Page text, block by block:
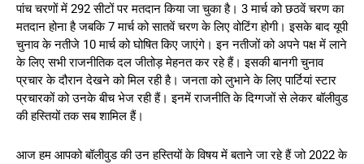
पांच चरणों में 292 सीटों पर मतदान किया जा चुका है। 3 मार्च को छठवें चरण का
मतदान होना है जबकि 7 मार्च को सातवें चरण के लिए वोटिंग होगी। इसके बाद यूपी
चुनाव के नतीजे 10 मार्च को घोषित किए जाएंगे। इन नतीजों को अपने पक्ष में लाने
के लिए सभी राजनीतिक दल जीतोड़ मेहनत कर रहे हैं। इसकी बानगी चुनाव
प्रचार के दौरान देखने को मिल रही है। जनता को लुभाने के लिए पार्टियां स्टार
प्रचारकों को उनके बीच भेज रही हैं। इनमें राजनीति के दिग्गजों से लेकर बॉलीवुड
की हस्तियों तक सब शामिल हैं।
आज हम आपको बॉलीवुड की उन हस्तियों के विषय में बताने जा रहे हैं जो 2022 के